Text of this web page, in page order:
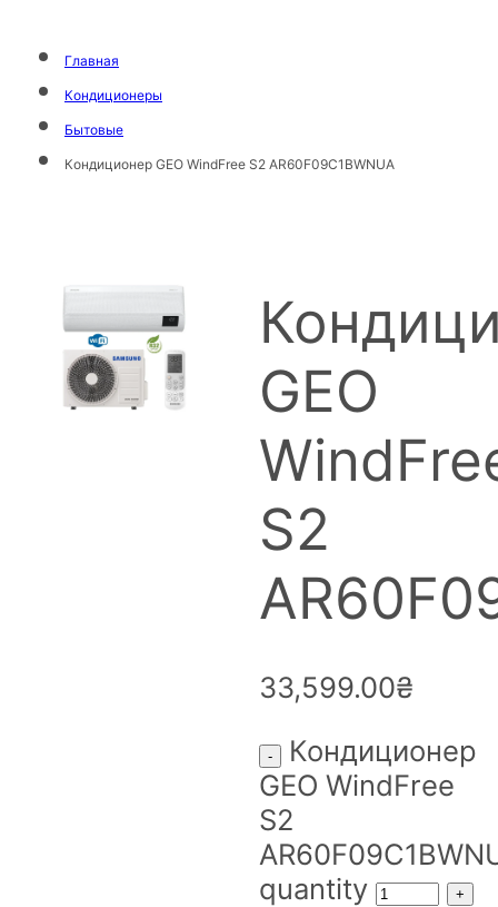
Главная
Кондиционеры
Бытовые
Кондиционер GEO WindFree S2 AR60F09C1BWNUA
GEO
S2
33,599.00₴
Кондиционер
GEO WindFree
S2
quantity